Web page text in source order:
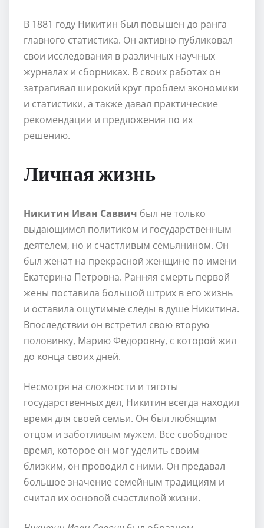
В 1881 году Никитин был повышен до ранга
главного статистика. Он активно публиковал
свои исследования в различных научных
журналах и сборниках. В своих работах он
затрагивал широкий круг проблем экономики
и статистики, а также давал практические
рекомендации и предложения по их
решению.
Личная жизнь
Никитин Иван Саввич был не только
выдающимся политиком и государственным
деятелем, но и счастливым семьянином. Он
был женат на прекрасной женщине по имени
Екатерина Петровна. Ранняя смерть первой
жены поставила большой штрих в его жизнь
и оставила ощутимые следы в душе Никитина.
Впоследствии он встретил свою вторую
половинку, Марию Федоровну, с которой жил
до конца своих дней.
Несмотря на сложности и тяготы
государственных дел, Никитин всегда находил
время для своей семьи. Он был любящим
отцом и заботливым мужем. Все свободное
время, которое он мог уделить своим
близким, он проводил с ними. Он предавал
большое значение семейным традициям и
считал их основой счастливой жизни.